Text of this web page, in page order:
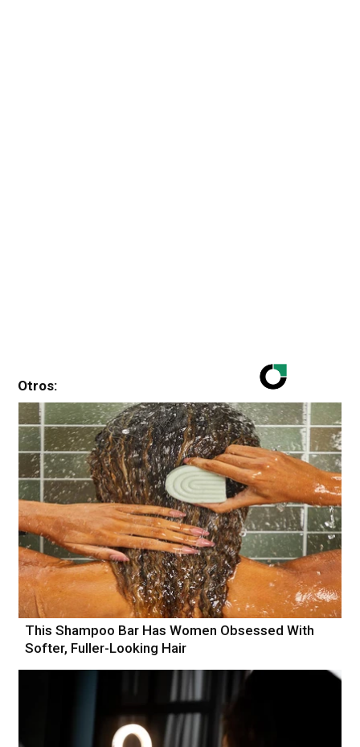
Otros:
This Shampoo Bar Has Women Obsessed With
Softer, Fuller-Looking Hair